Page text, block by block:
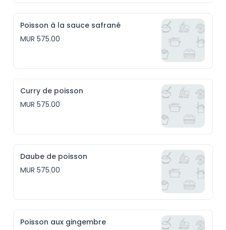
Poisson à la sauce safrané
MUR 575.00
Curry de poisson
MUR 575.00
Daube de poisson
MUR 575.00
Poisson aux gingembre